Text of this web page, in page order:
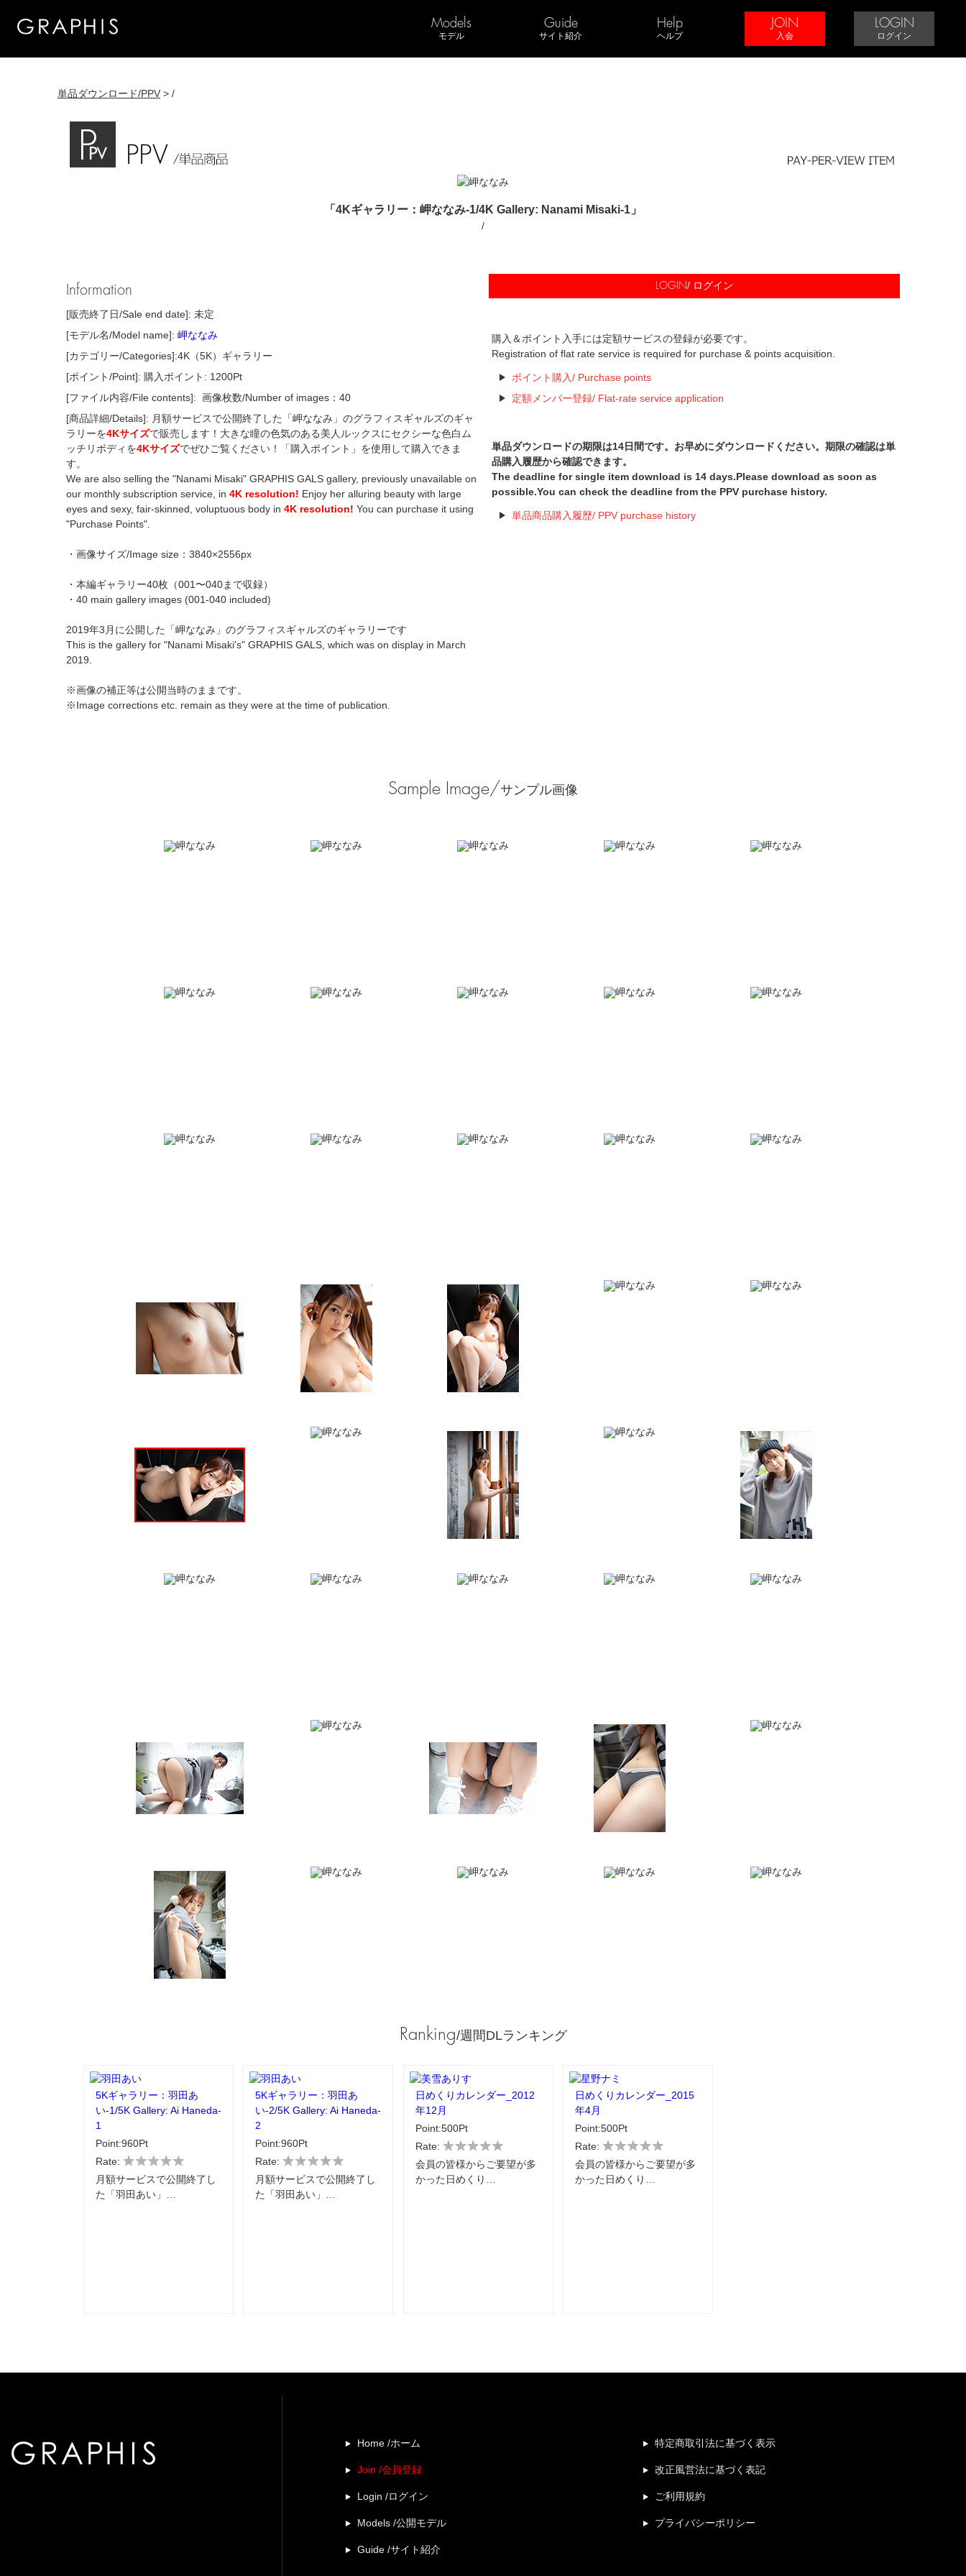
Models
モデル
Guide
サイト紹介
Help
ヘルプ
JOIN
入会
LOGIN
ログイン
単品ダウンロード/PPV > /
「4Kギャラリー：岬ななみ-1/4K Gallery: Nanami Misaki-1」
/
Information
[販売終了日/Sale end date]: 未定
[モデル名/Model name]: 岬ななみ
[カテゴリー/Categories]:4K（5K）ギャラリー
[ポイント/Point]: 購入ポイント: 1200Pt
[ファイル内容/File contents]: 画像枚数/Number of images：40
[商品詳細/Details]: 月額サービスで公開終了した「岬ななみ」のグラフィスギャルズのギャ
ラリーを4Kサイズで販売します！大きな瞳の色気のある美人ルックスにセクシーな色白ム
ッチリボディを4Kサイズでぜひご覧ください！「購入ポイント」を使用して購入できま
す。
We are also selling the "Nanami Misaki" GRAPHIS GALS gallery, previously unavailable on
our monthly subscription service, in 4K resolution! Enjoy her alluring beauty with large
eyes and sexy, fair-skinned, voluptuous body in 4K resolution! You can purchase it using
"Purchase Points".
・画像サイズ/Image size：3840×2556px
・本編ギャラリー40枚（001〜040まで収録）
・40 main gallery images (001-040 included)
2019年3月に公開した「岬ななみ」のグラフィスギャルズのギャラリーです
This is the gallery for "Nanami Misaki's" GRAPHIS GALS, which was on display in March
2019.
※画像の補正等は公開当時のままです。
※Image corrections etc. remain as they were at the time of publication.
LOGIN/ ログイン
購入＆ポイント入手には定額サービスの登録が必要です。
Registration of flat rate service is required for purchase & points acquisition.
ポイント購入/ Purchase points
定額メンバー登録/ Flat-rate service application
単品ダウンロードの期限は14日間です。お早めにダウンロードください。期限の確認は単
品購入履歴から確認できます。
The deadline for single item download is 14 days.Please download as soon as
possible.You can check the deadline from the PPV purchase history.
単品商品購入履歴/ PPV purchase history
Sample Image/サンプル画像
Ranking/週間DLランキング
5Kギャラリー：羽田あ
い-1/5K Gallery: Ai Haneda-
1
Point:960Pt
Rate:
月額サービスで公開終了し
た「羽田あい」…
5Kギャラリー：羽田あ
い-2/5K Gallery: Ai Haneda-
2
Point:960Pt
Rate:
月額サービスで公開終了し
た「羽田あい」…
日めくりカレンダー_2012
年12月
Point:500Pt
Rate:
会員の皆様からご要望が多
かった日めくり…
日めくりカレンダー_2015
年4月
Point:500Pt
Rate:
会員の皆様からご要望が多
かった日めくり…
Home /ホーム
Join /会員登録
Login /ログイン
Models /公開モデル
Guide /サイト紹介
特定商取引法に基づく表示
改正風営法に基づく表記
ご利用規約
プライバシーポリシー